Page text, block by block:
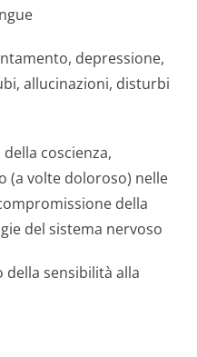
depressione,
allucinazioni, disturbi
coscienza,
(a volte doloroso) nelle
della
del sistema nervoso
sensibilità alla